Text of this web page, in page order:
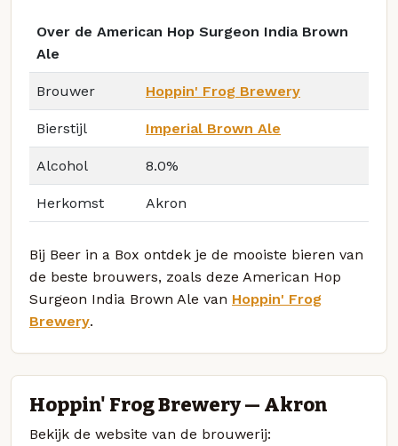
Over de American Hop Surgeon India Brown
Ale
Brouwer Hoppin' Frog Brewery
Bierstijl Imperial Brown Ale
Alcohol 8.0%
Herkomst Akron
Bij Beer in a Box ontdek je de mooiste bieren van
de beste brouwers, zoals deze American Hop
Surgeon India Brown Ale van Hoppin' Frog
Brewery.
Hoppin' Frog Brewery — Akron
Bekijk de website van de brouwerij: